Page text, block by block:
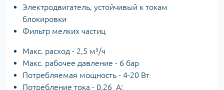
Электродвигатель, устойчивый к токам
блокировки
Фильтр мелких частиц
Макс. расход - 2,5 м³/ч
Макс. рабочее давление - 6 бар
Потребляемая мощность - 4-20 Вт
Потребление тока - 0,26 А;